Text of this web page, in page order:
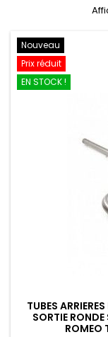
Nouveau
Prix réduit
EN STOCK !
TUBES
SORTIE
ROMEO